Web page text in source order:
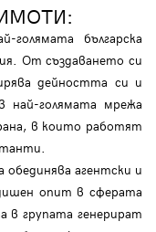
българска
От създаването си
дейността си и
най-голямата мрежа
в които работят
обединява агентски и
опит в сферата
групата генерират